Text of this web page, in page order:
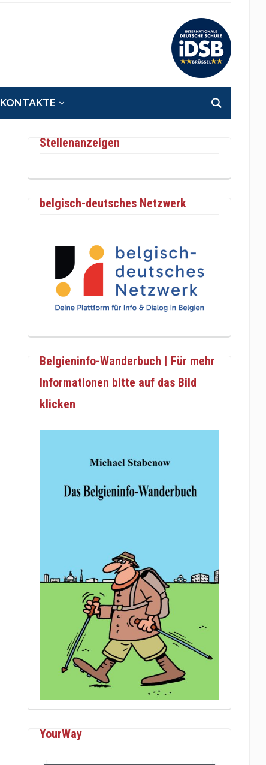
KONTAKTE
Stellenanzeigen
belgisch-deutsches Netzwerk
Belgieninfo-Wanderbuch | Für mehr
Informationen bitte auf das Bild
klicken
YourWay